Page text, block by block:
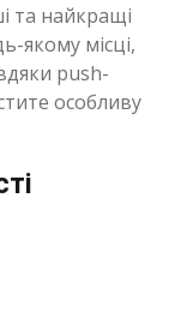
та найкращі
якому місці,
push-
особливу